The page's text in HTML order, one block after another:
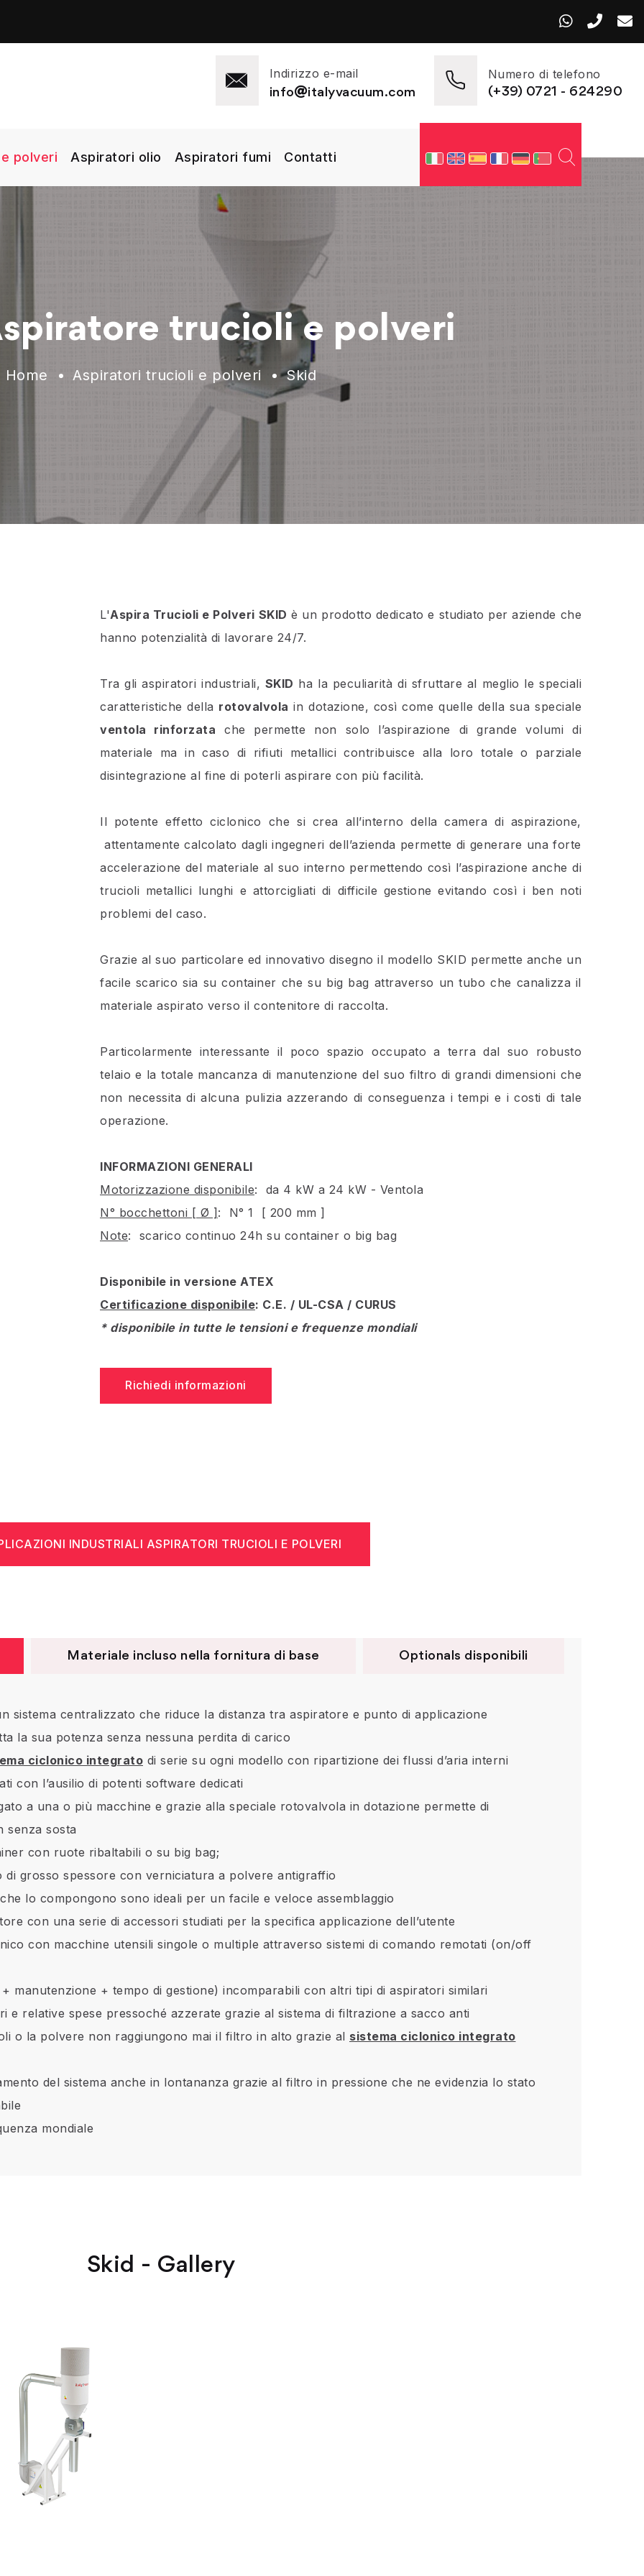
Indirizzo e-mail
info
italyvacuum.com
Numero di telefono
(+39) 0721 - 624290
polveri Aspiratori olio Aspiratori fumi Contatti
trucioli e polveri
Home Aspiratori trucioli e polveri Skid
L'Aspira Trucioli e Polveri SKID è un prodotto dedicato e studiato per aziende che
hanno potenzialità di lavorare 24/7.
Tra gli aspiratori industriali, SKID ha la peculiarità di sfruttare al meglio le speciali
caratteristiche della rotovalvola in dotazione, così come quelle della sua speciale
ventola rinforzata che permette non solo l’aspirazione di grande volumi di
materiale ma in caso di rifiuti metallici contribuisce alla loro totale o parziale
disintegrazione al fine di poterli aspirare con più facilità.
Il potente effetto ciclonico che si crea all’interno della camera di aspirazione,
attentamente calcolato dagli ingegneri dell’azienda permette di generare una forte
accelerazione del materiale al suo interno permettendo così l’aspirazione anche di
trucioli metallici lunghi e attorcigliati di difficile gestione evitando così i ben noti
problemi del caso.
Grazie al suo particolare ed innovativo disegno il modello SKID permette anche un
facile scarico sia su container che su big bag attraverso un tubo che canalizza il
materiale aspirato verso il contenitore di raccolta.
Particolarmente interessante il poco spazio occupato a terra dal suo robusto
telaio e la totale mancanza di manutenzione del suo filtro di grandi dimensioni che
non necessita di alcuna pulizia azzerando di conseguenza i tempi e i costi di tale
operazione.
INFORMAZIONI GENERALI
Motorizzazione disponibile: da 4 kW a 24 kW - Ventola
N° bocchettoni [ Ø ]: N° 1 [ 200 mm ]
Note: scarico continuo 24h su container o big bag
Disponibile in versione ATEX
Certificazione disponibile: C.E. / UL-CSA / CURUS
* disponibile in tutte le tensioni e frequenze mondiali
Richiedi informazioni
INDUSTRIALI ASPIRATORI TRUCIOLI E POLVERI
Materiale incluso nella fornitura di base Optionals disponibili
sistema centralizzato che riduce la distanza tra aspiratore e punto di applicazione
la sua potenza senza nessuna perdita di carico
ciclonico integrato di serie su ogni modello con ripartizione dei flussi d’aria interni
con l’ausilio di potenti software dedicati
a una o più macchine e grazie alla speciale rotovalvola in dotazione permette di
senza sosta
con ruote ribaltabili o su big bag;
grosso spessore con verniciatura a polvere antigraffio
lo compongono sono ideali per un facile e veloce assemblaggio
con una serie di accessori studiati per la specifica applicazione dell’utente
con macchine utensili singole o multiple attraverso sistemi di comando remotati (on/off
manutenzione + tempo di gestione) incomparabili con altri tipi di aspiratori similari
e relative spese pressoché azzerate grazie al sistema di filtrazione a sacco anti
o la polvere non raggiungono mai il filtro in alto grazie al sistema ciclonico integrato
del sistema anche in lontananza grazie al filtro in pressione che ne evidenzia lo stato
mondiale
Skid - Gallery